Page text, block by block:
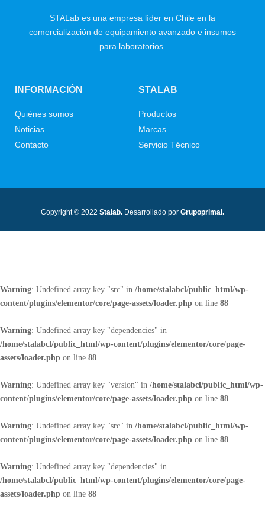
STALab es una empresa líder en Chile en la
comercialización de equipamiento avanzado e insumos
para laboratorios.
INFORMACIÓN
Quiénes somos
Noticias
Contacto
STALAB
Productos
Marcas
Servicio Técnico
Copyright © 2022 Stalab. Desarrollado por Grupoprimal.
Warning: Undefined array key "src" in /home/stalabcl/public_html/wp-
content/plugins/elementor/core/page-assets/loader.php on line 88
Warning: Undefined array key "dependencies" in
/home/stalabcl/public_html/wp-content/plugins/elementor/core/page-
assets/loader.php on line 88
Warning: Undefined array key "version" in /home/stalabcl/public_html/wp-
content/plugins/elementor/core/page-assets/loader.php on line 88
Warning: Undefined array key "src" in /home/stalabcl/public_html/wp-
content/plugins/elementor/core/page-assets/loader.php on line 88
Warning: Undefined array key "dependencies" in
/home/stalabcl/public_html/wp-content/plugins/elementor/core/page-
assets/loader.php on line 88